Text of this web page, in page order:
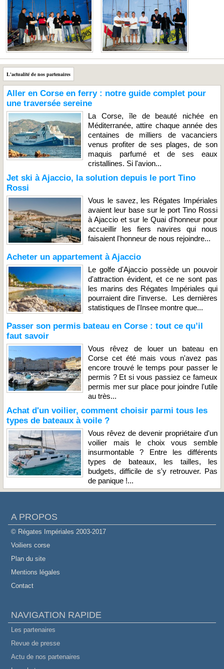
L'actualité de nos partenaires
Aller en Corse en ferry : notre guide complet pour
une traversée sereine
La Corse, île de beauté nichée en
Méditerranée, attire chaque année des
centaines de milliers de vacanciers
venus profiter de ses plages, de son
maquis parfumé et de ses eaux
cristallines. Si l'avion...
Jet ski à Ajaccio, la solution depuis le port Tino
Rossi
Vous le savez, les Régates Impériales
avaient leur base sur le port Tino Rossi
à Ajaccio et sur le Quai d'honneur pour
accueillir les fiers navires qui nous
faisaient l'honneur de nous rejoindre...
Acheter un appartement à Ajaccio
Le golfe d'Ajaccio possède un pouvoir
d'attraction évident, et ce ne sont pas
les marins des Régates Impériales qui
pourraient dire l'inverse. Les dernières
statistiques de l'Insee montre que...
Passer son permis bateau en Corse : tout ce qu’il
faut savoir
Vous rêvez de louer un bateau en
Corse cet été mais vous n'avez pas
encore trouvé le temps pour passer le
permis ? Et si vous passiez ce fameux
permis mer sur place pour joindre l'utile
au très...
Achat d'un voilier, comment choisir parmi tous les
types de bateaux à voile ?
Vous rêvez de devenir propriétaire d'un
voilier mais le choix vous semble
insurmontable ? Entre les différents
types de bateaux, les tailles, les
budgets, difficile de s'y retrouver. Pas
de panique !...
A PROPOS
© Régates Impériales 2003-2017
Voiliers corse
Plan du site
Mentions légales
Contact
NAVIGATION RAPIDE
Les partenaires
Revue de presse
Actu de nos partenaires